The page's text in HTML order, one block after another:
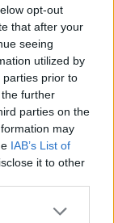
opt-out
that after your
seeing
utilized by
parties prior to
further
parties on the
may
IAB’s List of
it to other